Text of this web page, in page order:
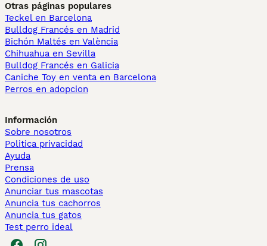
Otras páginas populares
Teckel en Barcelona
Bulldog Francés en Madrid
Bichón Maltés en València
Chihuahua en Sevilla
Bulldog Francés en Galicia
Caniche Toy en venta en Barcelona
Perros en adopcion
Información
Sobre nosotros
Politica privacidad
Ayuda
Prensa
Condiciones de uso
Anunciar tus mascotas
Anuncia tus cachorros
Anuncia tus gatos
Test perro ideal